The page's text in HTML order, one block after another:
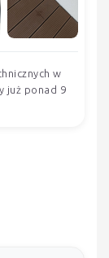
w
już ponad 9